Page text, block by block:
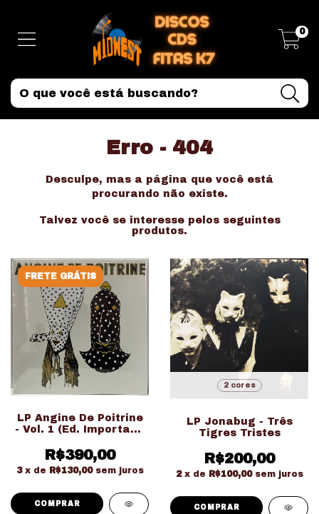
0
Erro - 404
Desculpe, mas a página que você está
procurando não existe.
Talvez você se interesse pelos seguintes
produtos.
FRETE GRÁTIS
LP Angine De Poitrine
- Vol. 1 (Ed. Importado
R$390,00
3 x de R$130,00 sem juros
2 cores
LP Jonabug - Três
Tigres Tristes
R$200,00
2 x de R$100,00 sem juros
COMPRAR